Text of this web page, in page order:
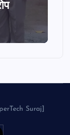
Suraj]